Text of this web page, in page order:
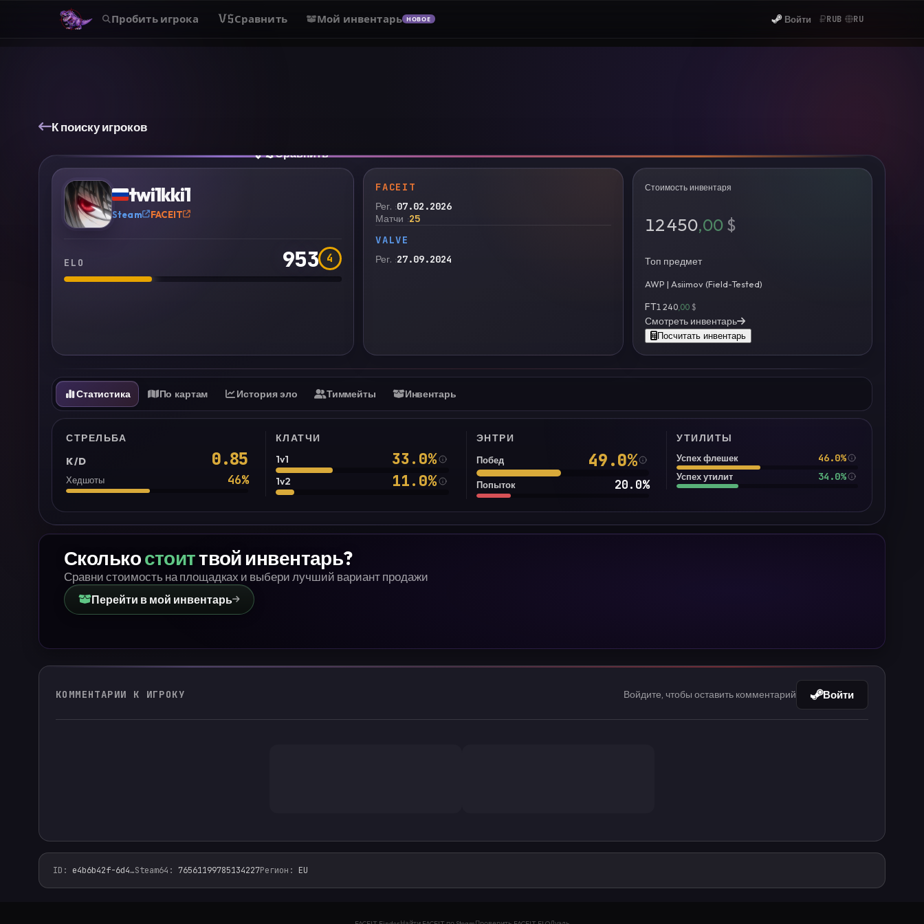
Пробить игрока VSСравнить Мой инвентарь НОВОЕ Войти RUB RU
К поиску игроков
VSСравнить
? twi1kki1
Steam FACEIT
ELO 953 4
FACEIT
Рег. 07.02.2026
Матчи 25
VALVE
Рег. 27.09.2024
Стоимость инвентаря
12 450,00$
Топ предмет
AWP | Asiimov (Field-Tested)
FT1 240 ,00 $
Смотреть инвентарь
Посчитать инвентарь
Статистика По картам История эло Тиммейты Инвентарь
СТРЕЛЬБА
K/D
0.85
Хедшоты 46%
КЛАТЧИ
1v1
33.0%
1v2 11.0%
ЭНТРИ
Побед 49.0%
Попыток 20.0%
УТИЛИТЫ
Успех флешек 46.0%
Успех утилит 34.0%
Сколькостоиттвой инвентарь?
Сравни стоимость на площадках и выбери лучший вариант продажи
Перейти в мой инвентарь
КОММЕНТАРИИ К ИГРОКУ Войдите, чтобы оставить комментарий Войти
ID : e4b6b42f-6d4…Steam64 : 76561199785134227Регион : EU